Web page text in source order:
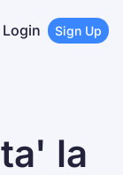
Login Sign Up
la